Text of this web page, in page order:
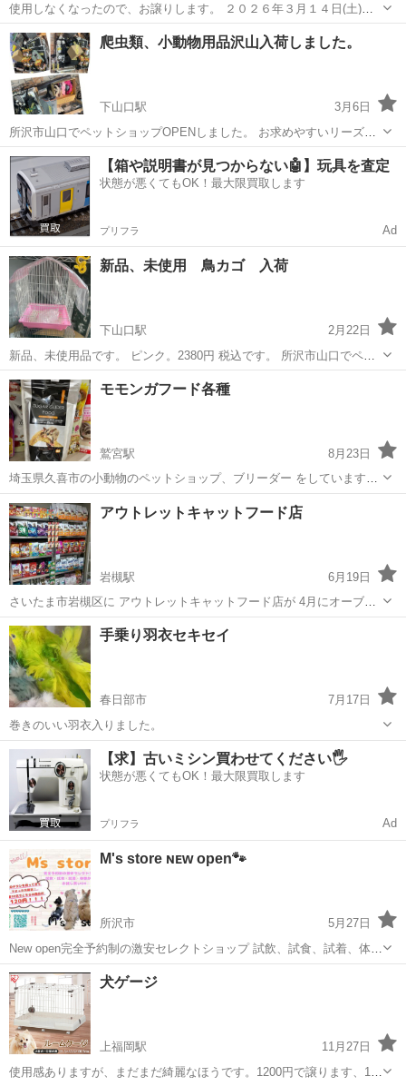
使用しなくなったので、お譲りします。 ２０２６年３月１４日(土)清
掃・消毒済み 【商品説明】 画像の通りです。 大きさのイメージとし
ては、ハチコー中型ケージの３段重ね程度になります。 ４５✕６０✕
１７５ ...
埼玉 熊谷市 熊谷駅 ペット用品 マルチーズ
爬虫類、小動物用品沢山入荷しました。
下山口駅
3月6日
所沢市山口でペットショップOPENしました。 お求めやすいリーズナ
ブルな価格で頑張ります。 お気軽にお越し下さいm(_ _)m 月曜日火曜
日定休 駐車場店舗前有 中古爬虫類用品 中古小動物用品 多数入荷しま
した。 暖突各...
埼玉 所沢市 下山口駅 ペット用品 小動物
【箱や説明書が見つからない🤖】玩具を査定
状態が悪くてもOK！最大限買取します
プリフラ Ad
新品、未使用 鳥カゴ 入荷
下山口駅
2月22日
新品、未使用品です。 ピンク。2380円 税込です。 所沢市山口でペッ
トショップOPENしました。 お求めやすいリーズナブルな価格で頑張
ります。 お気軽にお越し下さいm(_ _)m 月曜日火曜日定休 店舗前駐車
場有 現在...
埼玉 所沢市 下山口駅 ペット用品
モモンガフード各種
鷲宮駅
8月23日
埼玉県久喜市の小動物のペットショップ、ブリーダー をしています
CHocottoです。 モモンガフードあります。アフリカヤマネやショウガ
ラゴにもオススメ。 その他お取り寄せも可能になりますので、お問い
埼玉 久喜市 鷲宮駅 ペット用品 モモンガ
アウトレットキャットフード店
岩槻駅
6月19日
さいたま市岩槻区に アウトレットキャットフード店が 4月にオーブン
しました！ 猫丸市場です！ 物価高でキャットフードも 随分値上げに
なりました。 ぜひ猫丸市場にきて 猫にも家計にも優しくしましょう✨️
不定期営業のため...
埼玉 さいたま市 岩槻駅 ペット用品
手乗り羽衣セキセイ
春日部市
7月17日
巻きのいい羽衣入りました。
埼玉 春日部市 ペット用品 羽衣
【求】古いミシン買わせてください🖐️
状態が悪くてもOK！最大限買取します
プリフラ Ad
M's store ɴᴇᴡ open🐾
所沢市
5月27日
New open完全予約制の激安セレクトショップ 試飲、試食、試着、体験
ができる お試し買いも…出来ます！ シッター、一時預かり、送迎も請
け負ってます！ 着せてみたかったあのお洋服 試してみたかったあの商
品 食べるかわ...
埼玉 所沢市 ペット用品
犬ゲージ
上福岡駅
11月27日
使用感ありますが、まだまだ綺麗なほうです。1200円で譲ります、12